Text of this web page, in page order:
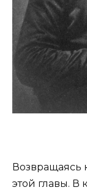
Возвращаясь
этой главы. В